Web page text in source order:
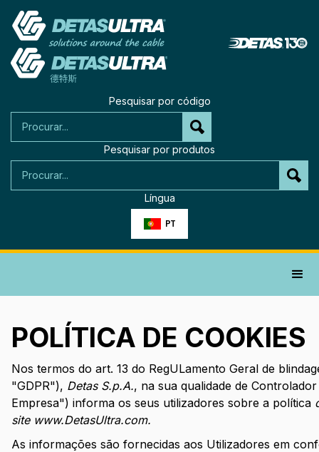
Pesquisar por código
Pesquisar por produtos
Língua
PT
POLÍTICA DE COOKIES
Nos termos do art. 13 do RegULamento Geral de
"GDPR"), Detas S.p.A., na sua qualidade de
Empresa") informa os seus utilizadores sobre a política
site www.DetasUltra.com.
As informações são fornecidas aos Utilizadores em